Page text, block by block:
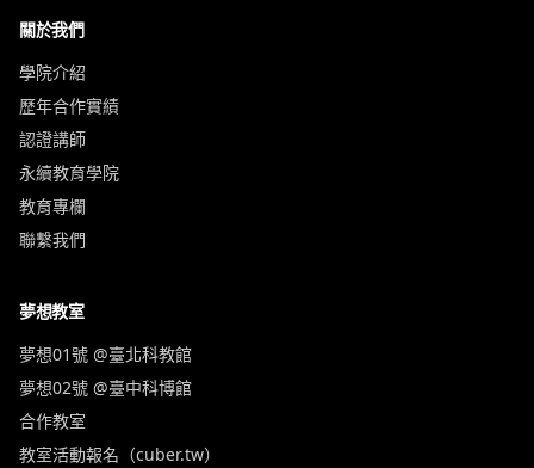
關於我們
學院介紹
歷年合作實績
認證講師
永續教育學院
教育專欄
聯繫我們
夢想教室
夢想01號 @臺北科教館
夢想02號 @臺中科博館
合作教室
教室活動報名（cuber.tw）